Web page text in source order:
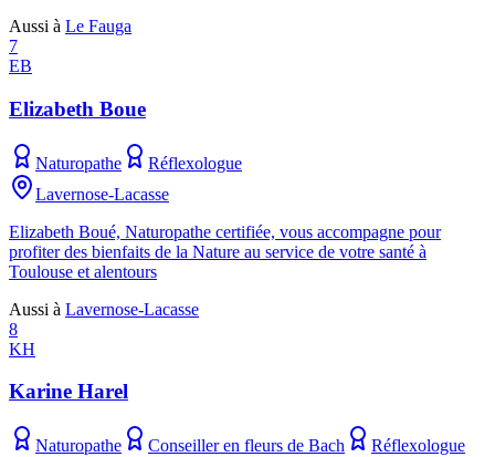
Aussi à Le Fauga
7
EB
Elizabeth Boue
Naturopathe
Réflexologue
Lavernose-Lacasse
Elizabeth Boué, Naturopathe certifiée, vous accompagne pour
profiter des bienfaits de la Nature au service de votre santé à
Toulouse et alentours
Aussi à Lavernose-Lacasse
8
KH
Karine Harel
Naturopathe Conseiller en fleurs de Bach
Réflexologue